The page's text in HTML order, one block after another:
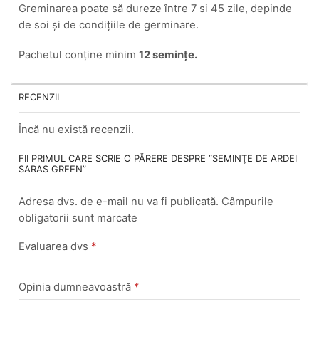
Greminarea poate să dureze între 7 si 45 zile, depinde
de soi şi de condiţiile de germinare.
Pachetul conţine minim 12 seminţe.
RECENZII
Încă nu există recenzii.
FII PRIMUL CARE SCRIE O PĂRERE DESPRE “SEMINŢE DE ARDEI
SARAS GREEN”
Adresa dvs. de e-mail nu va fi publicată. Câmpurile
obligatorii sunt marcate
Evaluarea dvs *
Opinia dumneavoastră *